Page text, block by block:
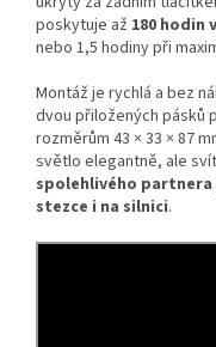
poskytuje až 180 hodin
nebo 1,5 hodiny při
Montáž je rychlá a bez
dvou přiložených pásků
rozměrům 43 × 33 × 87
světlo elegantně, ale
spolehlivého partnera
stezce i na silnici.